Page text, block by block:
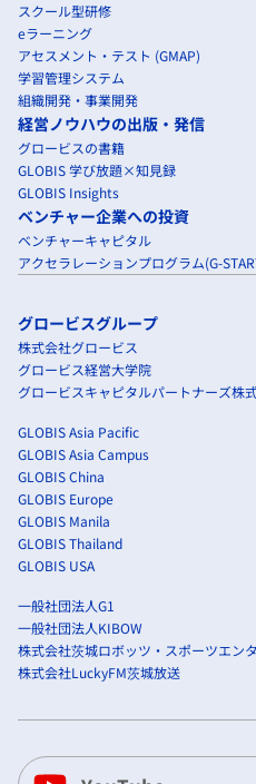
スクール型研修
eラーニング
アセスメント・テスト (GMAP)
学習管理システム
組織開発・事業開発
経営ノウハウの出版・発信
グロービスの書籍
GLOBIS 学び放題×知見録
GLOBIS Insights
ベンチャー企業への投資
ベンチャーキャピタル
アクセラレーションプログラム(G-
グロービスグループ
株式会社グロービス
グロービス経営大学院
グロービスキャピタルパートナーズ株
GLOBIS Asia Pacific
GLOBIS Asia Campus
GLOBIS China
GLOBIS Europe
GLOBIS Manila
GLOBIS Thailand
GLOBIS USA
一般社団法人G1
一般社団法人KIBOW
株式会社茨城ロボッツ・スポーツエン
株式会社LuckyFM茨城放送